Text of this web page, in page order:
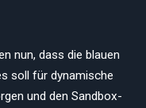
nun, dass die blauen
soll für dynamische
und den Sandbox-